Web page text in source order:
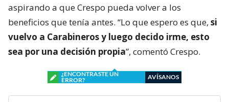
aspirando a que Crespo pueda volver a los
beneficios que tenía antes. “Lo que espero es que, si
vuelvo a Carabineros y luego decido irme, esto
sea por una decisión propia”, comentó Crespo.
¿ENCONTRASTE UN
ERROR?
AVÍSANOS